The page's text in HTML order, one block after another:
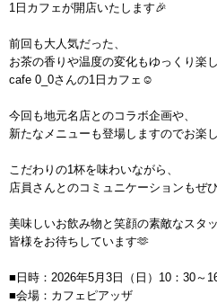
1日カフェが開店いたします🎉
前回も大人気だった、
お茶の香りや温度の変化もゆっくり楽
cafe 0_0さんの1日カフェ☺️
今回も地元名店とのコラボ企画や、
新たなメニューも登場しますのでお楽
こだわりの1杯を味わいながら、
店員さんとのコミュニケーションもぜ
美味しいお飲み物と笑顔の素敵なスタ
皆様をお待ちしています🫶
■日時：2026年5月3日（日）10：30～
■会場：カフェピアッザ